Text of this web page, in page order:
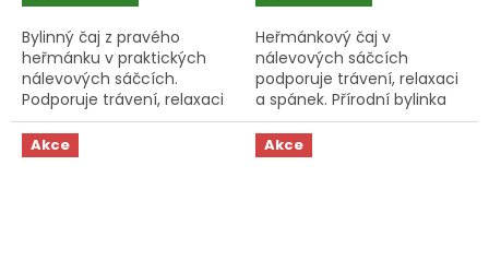
Bylinný čaj z pravého
heřmánku v praktických
nálevových sáčcích.
Podporuje trávení, relaxaci
a spánek. 18 sáčků po 1,5 g.
Heřmánkový čaj v
nálevových sáčcích
podporuje trávení, relaxaci
a spánek. Přírodní bylinka
pro každodenní použití.
Akce Akce